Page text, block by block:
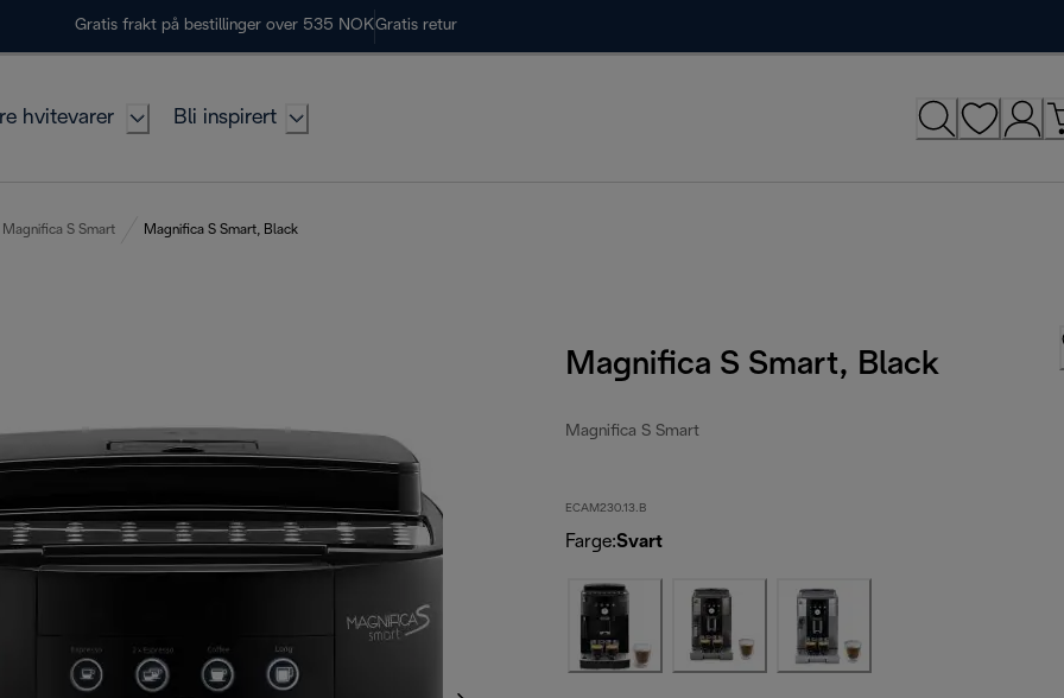
Gratis frakt på bestillinger over 535 NOKGratis retur
hvitevarer Bli inspirert
Magnifica S Smart Magnifica S Smart, Black
Magnifica S Smart, Black
Magnifica S Smart
ECAM230.13.B
Farge:Svart